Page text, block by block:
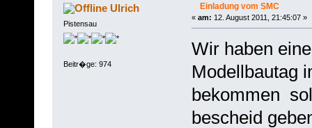
Ulrich
Pistensau
Beitr�ge: 974
Einladung vom SMC
« am: 12. August 2011, 21:45:07 »
Wir haben
Modellbautag
bekommen
bescheid